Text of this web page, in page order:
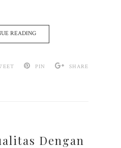
READING
PIN SHARE
Dengan